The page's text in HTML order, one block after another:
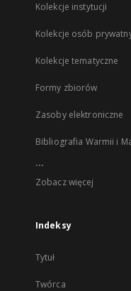
Kolekcje instytucji
Kolekcje osób
Kolekcje tematyczne
Formy zbiorów
Zasoby elektroniczne
Bibliografia Warmii i
...
Zobacz więcej
Indeksy
Tytuł
Twórca